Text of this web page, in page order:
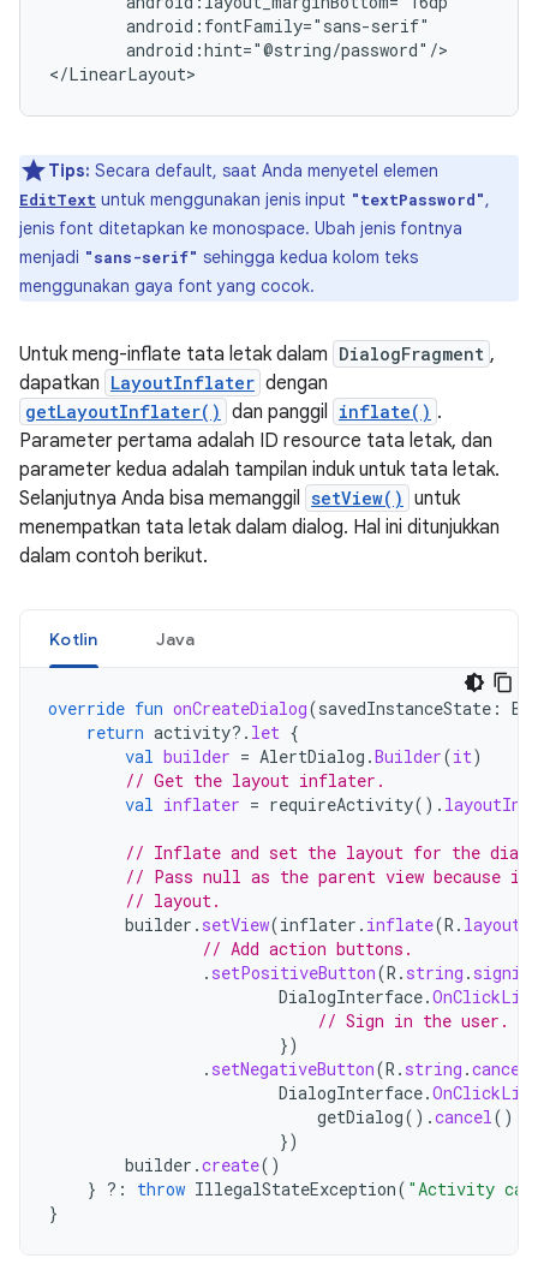
android:hint="@string/password"/>
</LinearLayout>
Tips: Secara default, saat Anda menyetel elemen
EditText untuk menggunakan jenis input "textPassword",
jenis font ditetapkan ke monospace. Ubah jenis fontnya
menjadi "sans-serif" sehingga kedua kolom teks
menggunakan gaya font yang cocok.
Untuk meng-inflate tata letak dalam DialogFragment ,
dapatkan LayoutInflater dengan
getLayoutInflater() dan panggil inflate() .
Parameter pertama adalah ID resource tata letak, dan
parameter kedua adalah tampilan induk untuk tata letak.
Selanjutnya Anda bisa memanggil
setView() untuk
menempatkan tata letak dalam dialog. Hal ini ditunjukkan
dalam contoh berikut.
Kotlin Java
override fun onCreateDialog(savedInstanceState :
return activity?. let {
val builder = AlertDialog .Builder(it)
// Get the layout inflater.
val inflater = requireActivity().
// Inflate and set the layout for the
// Pass null as the parent view because
// layout.
builder . setView(inflater . inflate(R . layout
// Add action buttons.
. setPositiveButton(R . string . signin
DialogInterface.
// Sign in the user.
})
. setNegativeButton(R . string .cancel
DialogInterface.
getDialog().cancel ()
})
builder .create()
} ?: throw IllegalStateException( "Activity
}